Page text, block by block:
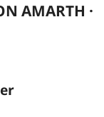
AMARTH ·